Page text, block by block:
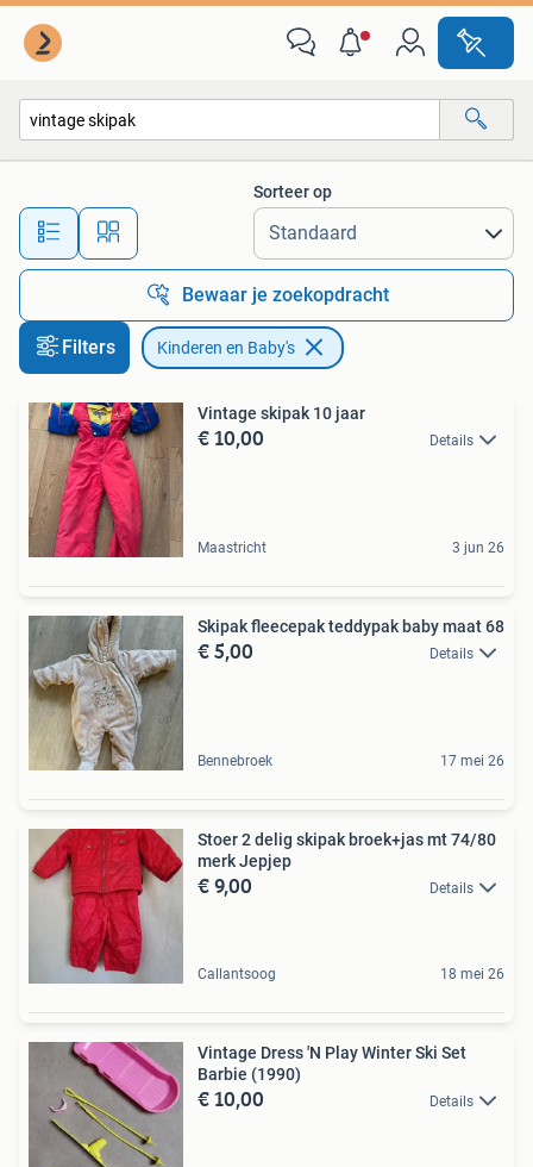
Alle afstanden…
Sorteer op
Bewaar je zoekopdracht
Filters Kinderen en Baby's
Vintage skipak 10 jaar
€ 10,00 Details
Maastricht 3 jun 26
Skipak fleecepak teddypak baby maat 68
€ 5,00 Details
Bennebroek 17 mei 26
Stoer 2 delig skipak broek+jas mt 74/80
merk Jepjep
€ 9,00 Details
Callantsoog 18 mei 26
Vintage Dress 'N Play Winter Ski Set
Barbie (1990)
€ 10,00 Details